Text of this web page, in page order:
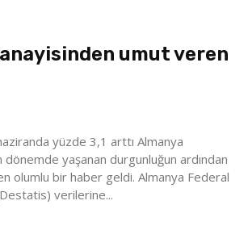
umut veren
yüzde 3,1 arttı Almanya
yaşanan durgunluğun ardından
olumlu bir haber geldi. Almanya Federal
verilerine...